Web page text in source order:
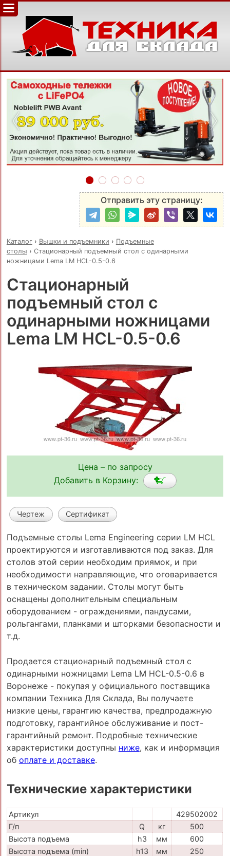
‹ ›
Отправить эту страницу:
Каталог› Вышки и подъемники › Подъемные
столы › Стационарный подъемный стол с одинарными
ножницами Lema LM HCL-0.5-0.6
Стационарный
подъемный стол с
одинарными ножницами
Lema LM HCL-0.5-0.6
Цена – по запросу
Добавить в Корзину:
Чертеж Сертификат
Подъемные столы Lema Engineering серии LM HCL
проектируются и изготавливаются под заказ. Для
столов этой серии необходим приямок, и при
необходимости направляющие, что оговаривается
в техническом задании. Столы могут быть
оснащены дополнительным специальным
оборудованием - ограждениями, пандусами,
рольгангами, планками и шторками безопасности и
т.д.
Продается стационарный подъемный стол с
одинарными ножницами Lema LM HCL-0.5-0.6 в
Воронеже - покупая у официального поставщика
компании Техника Для Склада, Вы получаете
низкие цены, гарантию качества, предпродажную
подготовку, гарантийное обслуживание и пост-
гарантийный ремонт. Подробные технические
характеристики доступны ниже, как и информация
об оплате и доставке.
Технические характеристики
Артикул
429502002
Г/п
Q кг
500
Высота подъема
h3 мм
600
Высота подъема (min)
h13 мм
250